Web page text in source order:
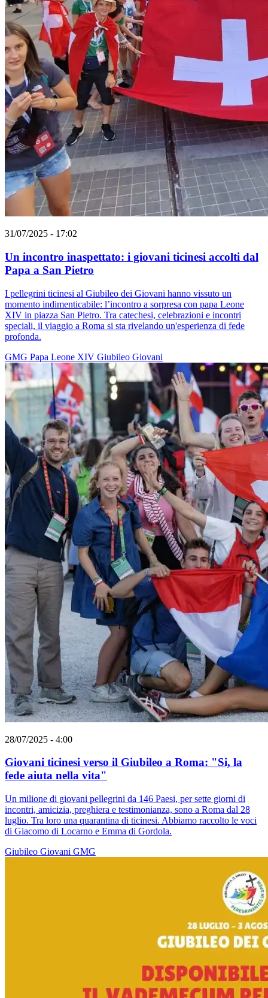
31/07/2025 - 17:02
Un incontro inaspettato: i giovani ticinesi accolti dal
Papa a San Pietro
I pellegrini ticinesi al Giubileo dei Giovani hanno vissuto un
momento indimenticabile: l’incontro a sorpresa con papa Leone
XIV in piazza San Pietro. Tra catechesi, celebrazioni e incontri
speciali, il viaggio a Roma si sta rivelando un'esperienza di fede
profonda.
GMG Papa Leone XIV Giubileo Giovani
28/07/2025 - 4:00
Giovani ticinesi verso il Giubileo a Roma: "Si, la
fede aiuta nella vita"
Un milione di giovani pellegrini da 146 Paesi, per sette giorni di
incontri, amicizia, preghiera e testimonianza, sono a Roma dal 28
luglio. Tra loro una quarantina di ticinesi. Abbiamo raccolto le voci
di Giacomo di Locarno e Emma di Gordola.
Giubileo Giovani GMG